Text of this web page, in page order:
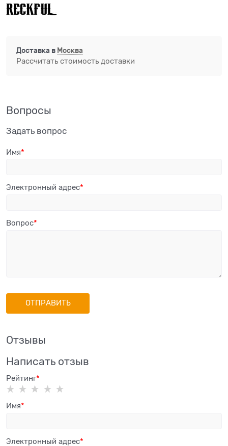
Доставка в Москва
Рассчитать стоимость доставки
Вопросы
Задать вопрос
Имя
Электронный адрес
Вопрос
Отзывы
Написать отзыв
Рейтинг
Имя
Электронный адрес